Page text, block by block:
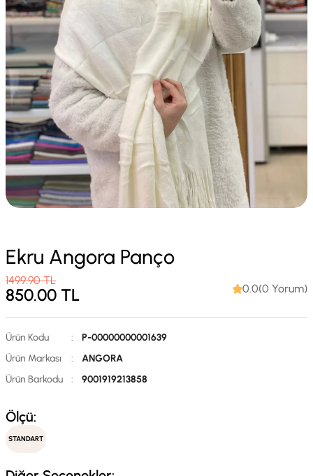
Ekru Angora Panço
1499.90TL
850.00 TL 0.0(0 Yorum)
Ürün Kodu :
P-00000000001639
Ürün Markası
:
ANGORA
Ürün Barkodu
: 9001919213858
Ölçü:
STANDART